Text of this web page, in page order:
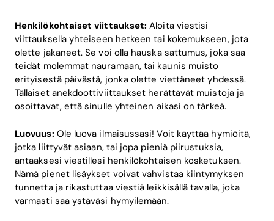
Henkilökohtaiset viittaukset: Aloita viestisi
viittauksella yhteiseen hetkeen tai kokemukseen, jota
olette jakaneet. Se voi olla hauska sattumus, joka saa
teidät molemmat nauramaan, tai kaunis muisto
erityisestä päivästä, jonka olette viettäneet yhdessä.
Tällaiset anekdoottiviittaukset herättävät muistoja ja
osoittavat, että sinulle yhteinen aikasi on tärkeä.
Luovuus: Ole luova ilmaisussasi! Voit käyttää hymiöitä,
jotka liittyvät asiaan, tai jopa pieniä piirustuksia,
antaaksesi viestillesi henkilökohtaisen kosketuksen.
Nämä pienet lisäykset voivat vahvistaa kiintymyksen
tunnetta ja rikastuttaa viestiä leikkisällä tavalla, joka
varmasti saa ystäväsi hymyilemään.